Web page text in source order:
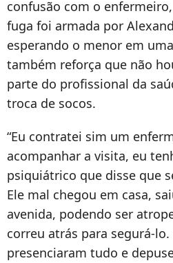
confusão com o
fuga foi armada por
esperando o menor em
também reforça que não
parte do profissional da
troca de socos.
“Eu contratei sim um
acompanhar a visita, eu
psiquiátrico que disse que
Ele mal chegou em casa,
avenida, podendo ser
correu atrás para segurá-
presenciaram tudo e